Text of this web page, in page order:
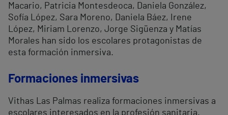
Macario, Patricia Montesdeoca, Daniela González,
Sofía López, Sara Moreno, Daniela Báez, Irene
López, Miriam Lorenzo, Jorge Sigüenza y Matías
Morales han sido los escolares protagonistas de
esta formación inmersiva.
Formaciones inmersivas
Vithas Las Palmas realiza formaciones inmersivas a
escolares interesados en la profesión sanitaria.